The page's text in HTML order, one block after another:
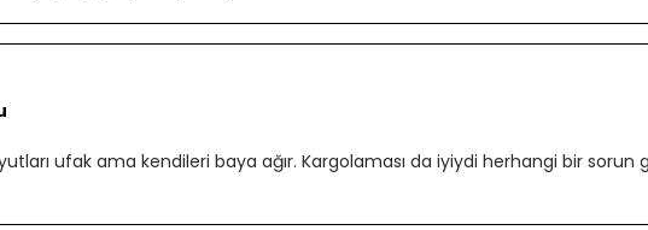
ufak ama kendileri baya ağır. Kargolaması da iyiydi herhangi bir